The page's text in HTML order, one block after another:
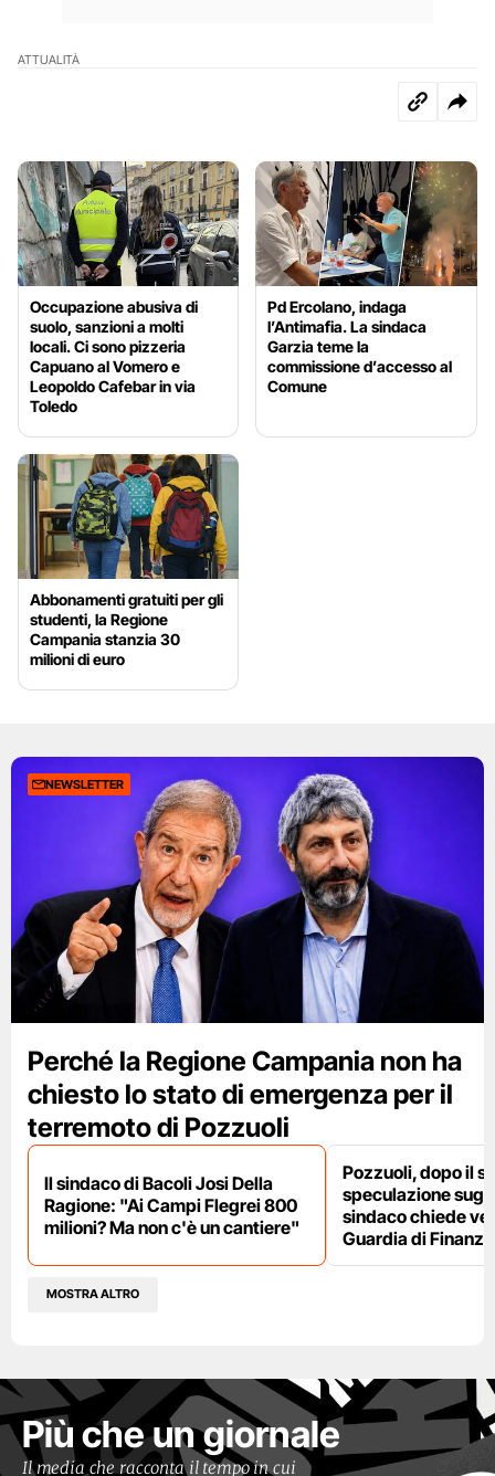
ATTUALITÀ
Occupazione abusiva di
suolo, sanzioni a molti
locali. Ci sono pizzeria
Capuano al Vomero e
Leopoldo Cafebar in via
Toledo
Pd Ercolano, indaga
l’Antimafia. La sindaca
Garzia teme la
commissione d’accesso al
Comune
Abbonamenti gratuiti per gli
studenti, la Regione
Campania stanzia 30
milioni di euro
NEWSLETTER
Perché la Regione Campania non ha
chiesto lo stato di emergenza per il
terremoto di Pozzuoli
Il sindaco di Bacoli Josi Della
Ragione: "Ai Campi Flegrei 800
milioni? Ma non c'è un cantiere"
Pozzuoli, dopo il
speculazione
sindaco chiede
Guardia di Finanza
MOSTRA ALTRO
Più che un giornale
Il media che racconta il tempo in cui